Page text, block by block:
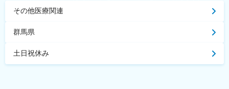
その他医療関連
群馬県
土日祝休み